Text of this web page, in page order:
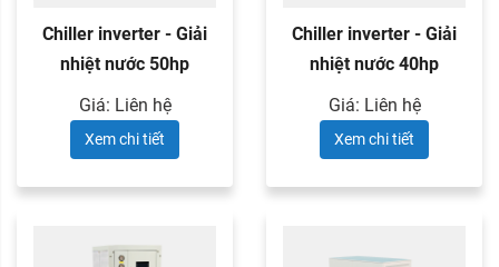
Chiller inverter - Giải
nhiệt nước 50hp
Giá: Liên hệ
Xem chi tiết
Chiller inverter - Giải
nhiệt nước 40hp
Giá: Liên hệ
Xem chi tiết